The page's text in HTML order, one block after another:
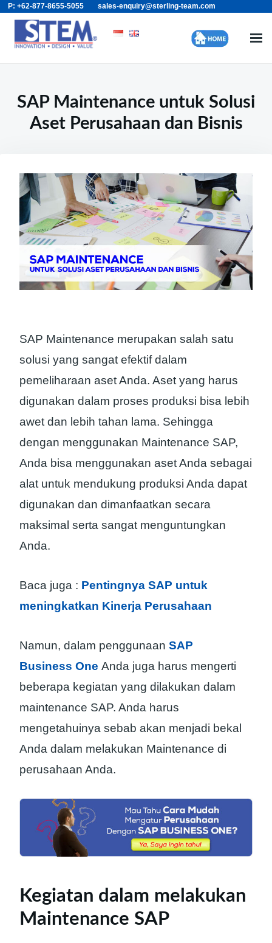
Skip
content
Search
for:
P: +62-877-8655-5055 sales-enquiry@sterling-team.com
SAP Maintenance untuk Solusi
Aset Perusahaan dan Bisnis
SAP Maintenance merupakan salah satu
solusi yang sangat efektif dalam
pemeliharaan aset Anda. Aset yang harus
digunakan dalam proses produksi bisa lebih
awet dan lebih tahan lama. Sehingga
dengan menggunakan Maintenance SAP,
Anda bisa menggunakan aset Anda sebagai
alat untuk mendukung produksi Anda dapat
digunakan dan dimanfaatkan secara
maksimal serta sangat menguntungkan
Anda.
Baca juga : Pentingnya SAP untuk
meningkatkan Kinerja Perusahaan
Namun, dalam penggunaan SAP
Business One Anda juga harus mengerti
beberapa kegiatan yang dilakukan dalam
maintenance SAP. Anda harus
mengetahuinya sebab akan menjadi bekal
Anda dalam melakukan Maintenance di
perusahaan Anda.
Kegiatan dalam melakukan
Maintenance SAP